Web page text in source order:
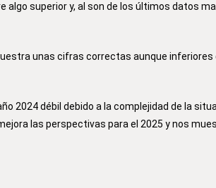
algo superior y, al son de los últimos datos
unas cifras correctas aunque inferiores
2024 débil debido a la complejidad de la
las perspectivas para el 2025 y nos